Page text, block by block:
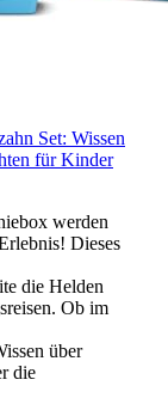
Set: Wissen
für Kinder
werden
Dieses
die Helden
Ob im
über
die